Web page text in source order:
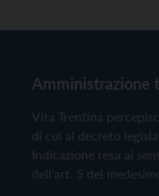
Amministrazione
Vita Trentina
di cui al decreto
Indicazione resa ai
dell'art. 5 del